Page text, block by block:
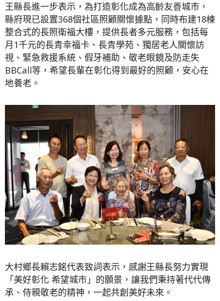
王縣長進一步表示，為打造彰化成為高齡友善城市，
縣府現已設置368個社區照顧關懷據點，同時布建18棟
整合式的長照衛福大樓，提供長者多元服務，包括每
月1千元的長青幸福卡、長青學苑、獨居老人關懷訪
視、緊急救援系統、假牙補助、敬老眼鏡及防走失
BBCall等，希望長輩在彰化得到最好的照顧，安心在
地養老。
大村鄉長賴志銘代表致詞表示，感謝王縣長努力實現
「美好彰化 希望城市」的願景，讓我們秉持著代代傳
承、侍親敬老的精神，一起共創美好未來。